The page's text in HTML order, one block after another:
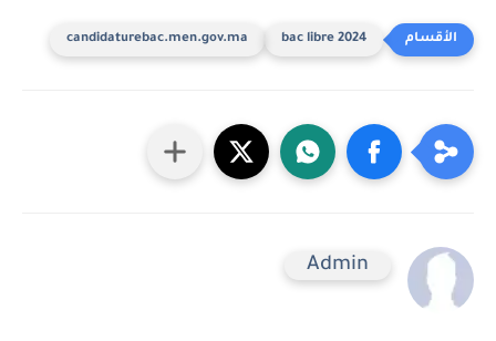
bac libre 2024
candidaturebac.men.gov.ma
Admin